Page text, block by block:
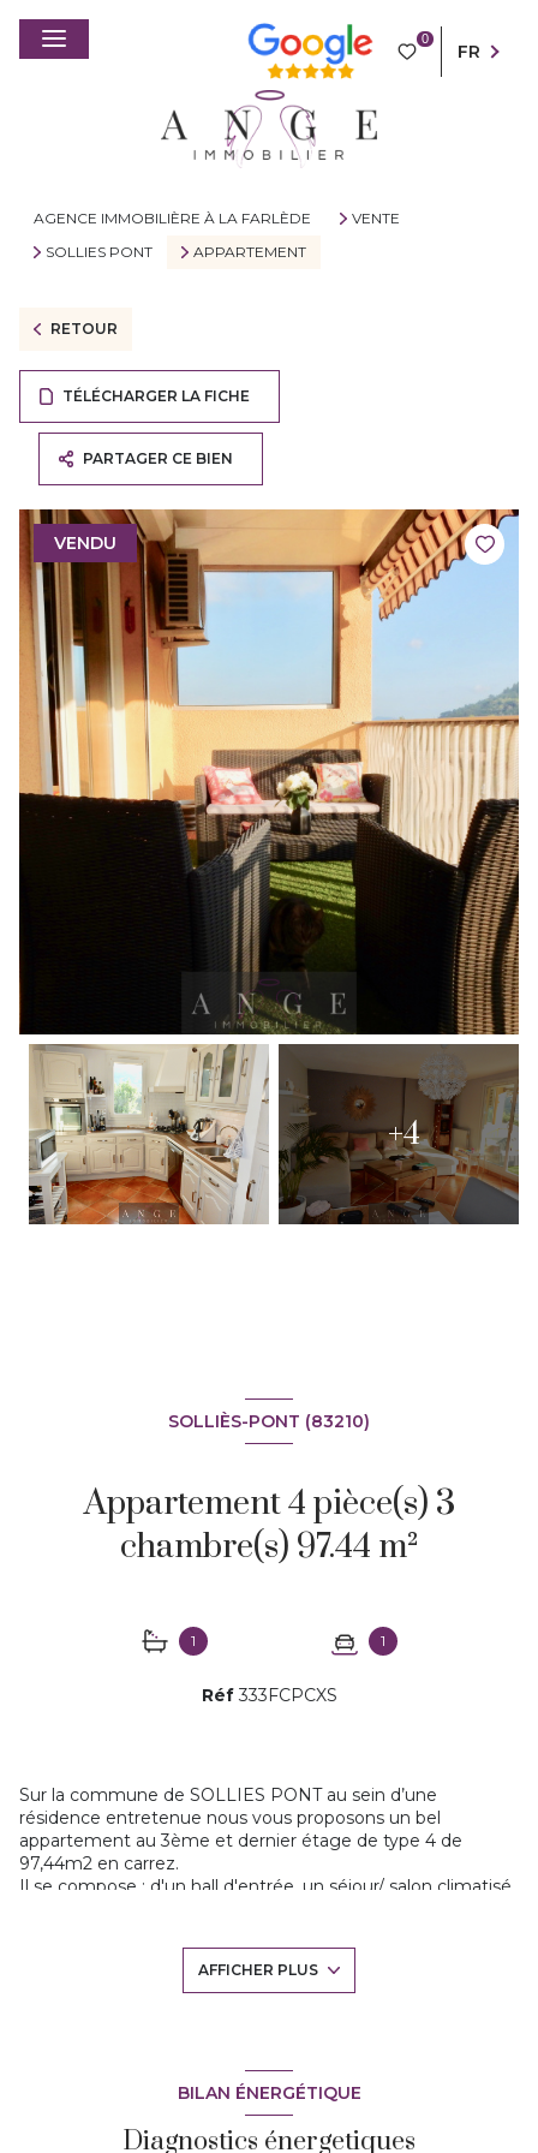
0
FR
AGENCE IMMOBILIÈRE À LA FARLÈDE
VENTE
SOLLIES PONT
APPARTEMENT
RETOUR
TÉLÉCHARGER LA FICHE
PARTAGER CE BIEN
VENDU
+4
SOLLIÈS-PONT (83210)
Appartement 4 pièce(s) 3
chambre(s) 97.44 m²
1 1
Réf333FCPCXS
Sur la commune de SOLLIES PONT au sein d’une
résidence entretenue nous vous proposons un bel
appartement au 3ème et dernier étage de type 4 de
97,44m2 en carrez.
Il se compose : d'un hall d'entrée, un séjour/ salon climatisé
une grande salle de bains (9m2), une buanderie, cellier, ainsi
qu'un joli dressing. L'appartement offre de nombreux
le tout dans un état irréprochable.
AUCUN TRAVAUX A PREVOIR, et COUP DE COEUR
assuré! Contactez Florence SOLDANO, Tél : 06 63 00 90 11,
Agent commercial immatriculé au RSAC de TOULON sous
le numéro 817 486 178. Les honoraires sont à la charge du
AFFICHER PLUS
BILAN ÉNERGÉTIQUE
Diagnostics énergetiques